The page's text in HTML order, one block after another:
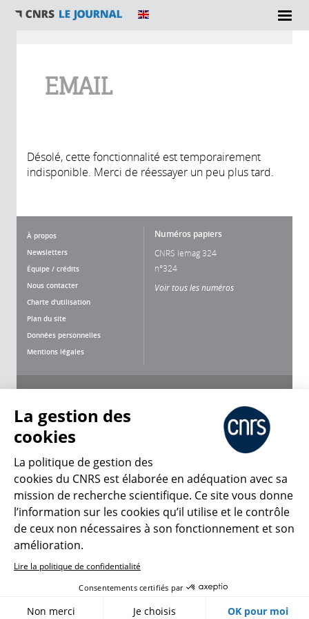
EMAIL
Désolé, cette fonctionnalité est temporairement
indisponible. Merci de réessayer un peu plus tard.
À propos
Newsletters
Équipe / crédits
Nous contacter
Charte d'utilisation
Plan du site
Données personnelles
Mentions légales
Numéros papiers
CNRS lemag 324
n°324
Voir tous les numéros
CNRS Le Mag
© 2026, CNRS
Créer un compte Se connecter
Gestion des cookies
La gestion des
cookies
La politique de gestion des
cookies du CNRS est élaborée en adéquation avec sa
mission de recherche scientifique. Ce site vous donne
l’information sur les cookies qu’il utilise et le contrôle
de ceux non nécessaires à son fonctionnement et son
amélioration.
Lire la politique de confidentialité
Consentements certifiés par
Non merci Je choisis OK pour moi